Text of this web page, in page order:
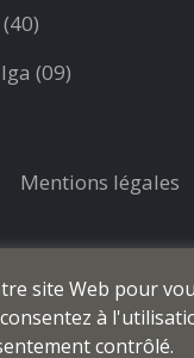
(09)
Mentions légales
site Web pour
à
contrôlé.